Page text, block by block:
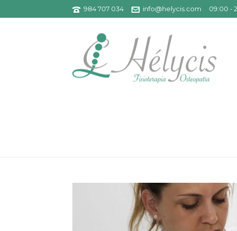
984 707 034 info@helycis.com 09:00 -